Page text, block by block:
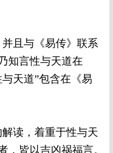
且与《易传》联系
知言性与天道在
天道”包含在《易
读，着重于性与天
，皆以吉凶祸福言。